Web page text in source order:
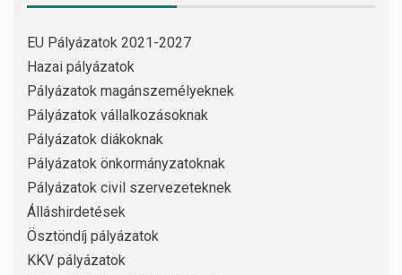
EU Pályázatok 2021-2027
Hazai pályázatok
Pályázatok magánszemélyeknek
Pályázatok vállalkozásoknak
Pályázatok diákoknak
Pályázatok önkormányzatoknak
Pályázatok civil szervezeteknek
Álláshirdetések
Ösztöndíj pályázatok
KKV pályázatok